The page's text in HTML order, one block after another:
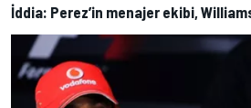
İddia: Perez’in menajer ekibi,